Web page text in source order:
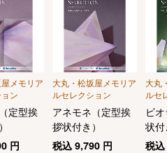
メモリア
ン
定型挨
円
大丸・松坂屋メモリア
ルセレクション
アネモネ（定型挨
拶状付き）
税込9,790 円
大丸
ルセ
ビ
状
税